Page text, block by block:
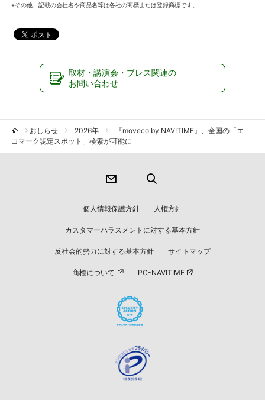
※その他、記載の会社名や商品名等は各社の商標または登録商標です。
取材・講演会・プレス関連の
お問い合わせ
おしらせ 2026年
『moveco by NAVITIME』、全国の「エ
コマーク認定スポット」検索が可能に
個人情報保護方針 人権方針
カスタマーハラスメントに対する基本方針
反社会的勢力に対する基本方針 サイトマップ
商標について PC-NAVITIME